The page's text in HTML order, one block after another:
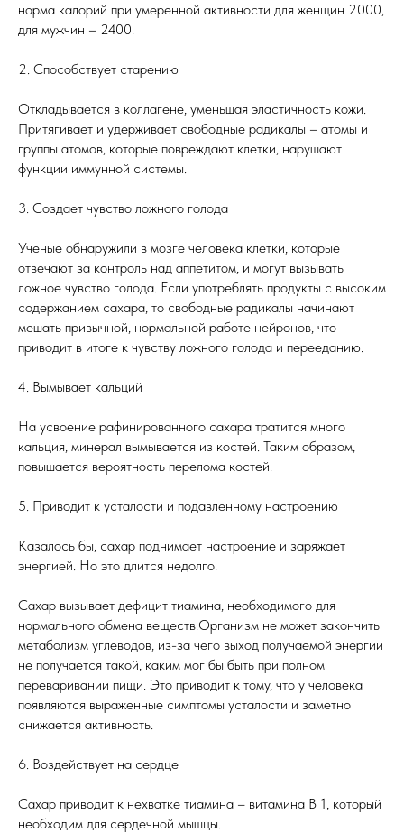
норма калорий при умеренной активности для женщин 2000,
для мужчин – 2400.
2. Способствует старению
Откладывается в коллагене, уменьшая эластичность кожи.
Притягивает и удерживает свободные радикалы – атомы и
группы атомов, которые повреждают клетки, нарушают
функции иммунной системы.
3. Создает чувство ложного голода
Ученые обнаружили в мозге человека клетки, которые
отвечают за контроль над аппетитом, и могут вызывать
ложное чувство голода. Если употреблять продукты с высоким
содержанием сахара, то свободные радикалы начинают
мешать привычной, нормальной работе нейронов, что
приводит в итоге к чувству ложного голода и перееданию.
4. Вымывает кальций
На усвоение рафинированного сахара тратится много
кальция, минерал вымывается из костей. Таким образом,
повышается вероятность перелома костей.
5. Приводит к усталости и подавленному настроению
Казалось бы, сахар поднимает настроение и заряжает
энергией. Но это длится недолго.
Сахар вызывает дефицит тиамина, необходимого для
нормального обмена веществ.Организм не может закончить
метаболизм углеводов, из-за чего выход получаемой энергии
не получается такой, каким мог бы быть при полном
переваривании пищи. Это приводит к тому, что у человека
появляются выраженные симптомы усталости и заметно
снижается активность.
6. Воздействует на сердце
Сахар приводит к нехватке тиамина – витамина В 1, который
необходим для сердечной мышцы.